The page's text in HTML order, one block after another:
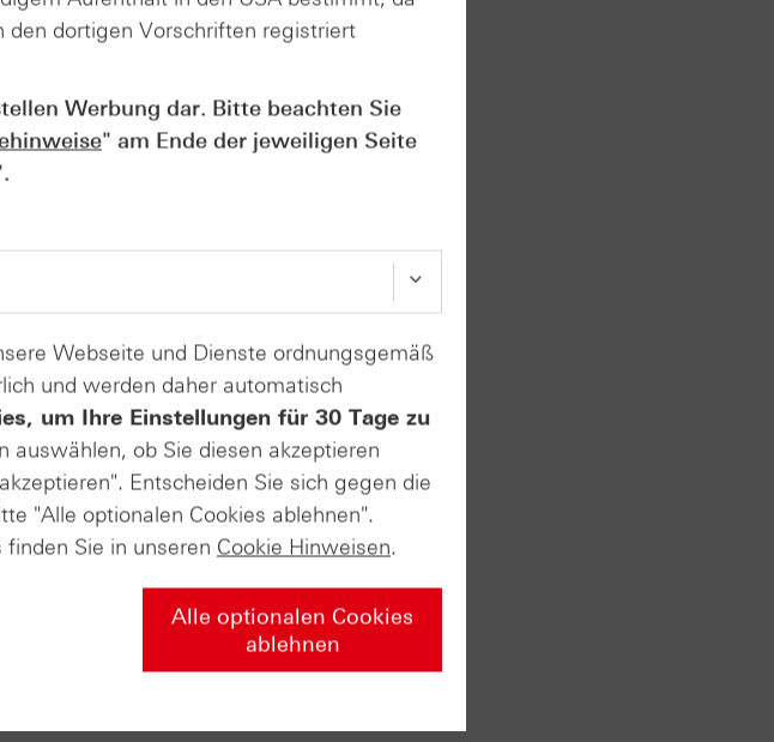
Märkte zur Jahresmitte. Im
Preise, Routen und
hat sich verändert? Dazu
Abgerundet mit dem
Welt der Derivate
dortigen Vorschriften registriert
Werbung dar. Bitte beachten Sie
" am Ende der jeweiligen Seite
Webseite und Dienste ordnungsgemäß
und werden daher automatisch
um Ihre Einstellungen für 30 Tage zu
auswählen, ob Sie diesen akzeptieren
Entscheiden Sie sich gegen die
"Alle optionalen Cookies ablehnen".
Sie in unseren Cookie Hinweisen.
Alle optionalen Cookies
ablehnen